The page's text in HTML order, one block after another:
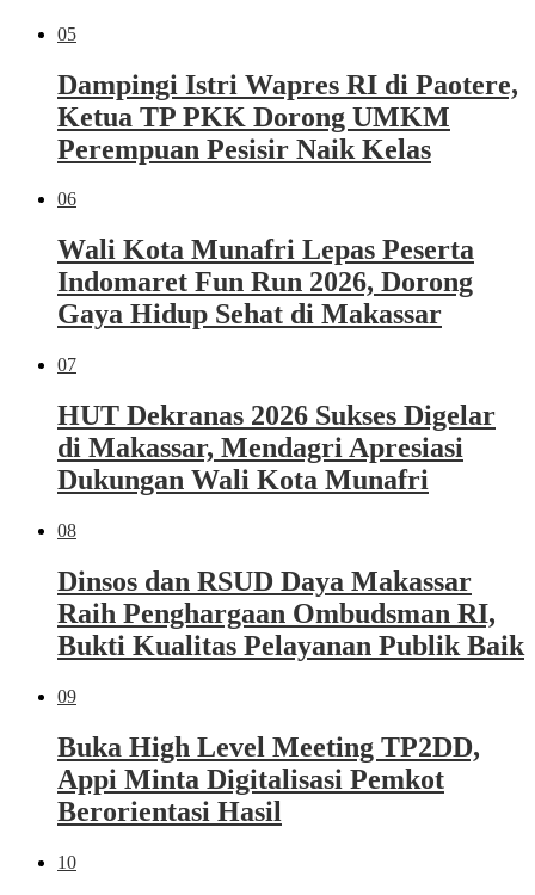
05
Dampingi Istri Wapres RI di Paotere,
Ketua TP PKK Dorong UMKM
Perempuan Pesisir Naik Kelas
06
Wali Kota Munafri Lepas Peserta
Indomaret Fun Run 2026, Dorong
Gaya Hidup Sehat di Makassar
07
HUT Dekranas 2026 Sukses Digelar
di Makassar, Mendagri Apresiasi
Dukungan Wali Kota Munafri
08
Dinsos dan RSUD Daya Makassar
Raih Penghargaan Ombudsman RI,
Bukti Kualitas Pelayanan Publik Baik
09
Buka High Level Meeting TP2DD,
Appi Minta Digitalisasi Pemkot
Berorientasi Hasil
10